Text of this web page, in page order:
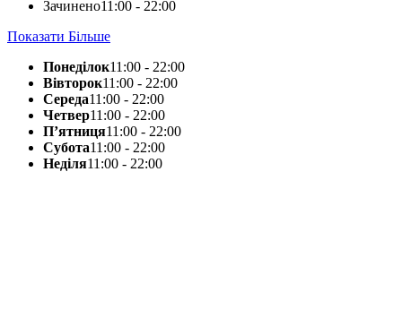
Зачинено11:00 - 22:00
Показати Більше
Понеділок11:00 - 22:00
Вівторок11:00 - 22:00
Середа11:00 - 22:00
Четвер11:00 - 22:00
П’ятниця11:00 - 22:00
Субота11:00 - 22:00
Неділя11:00 - 22:00